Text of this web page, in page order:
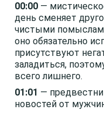
00:00 —
день сменяет
чистыми
оно обязательно
присутствуют
заладиться,
всего лишнего.
01:01 —
новостей от